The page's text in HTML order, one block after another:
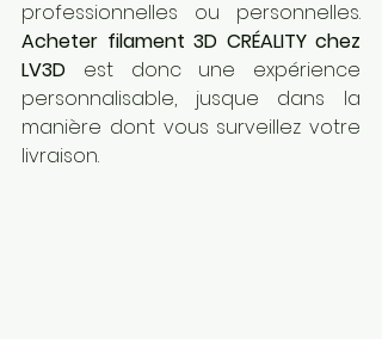
Acheter filament 3D CRÉALITY chez
LV3D est donc une expérience
personnalisable, jusque dans la
manière dont vous surveillez votre
livraison.